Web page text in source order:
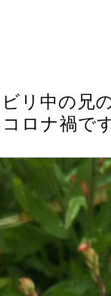
リ中の兄
ロナ禍で